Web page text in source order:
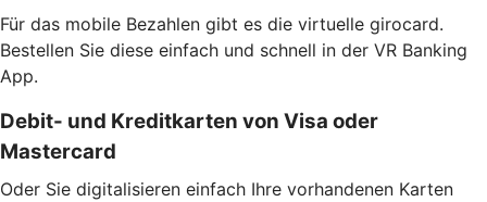
Für das mobile Bezahlen gibt es die virtuelle girocard.
Bestellen Sie diese einfach und schnell in der VR Banking
App.
Debit- und Kreditkarten von Visa oder
Mastercard
Oder Sie digitalisieren einfach Ihre vorhandenen Karten